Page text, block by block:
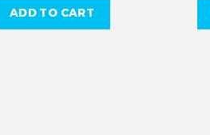
ADD TO CART